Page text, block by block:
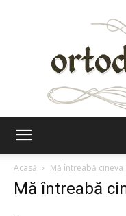
Acasă
Mă întreabă cineva
Mă întreabă